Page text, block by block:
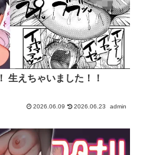
生えちゃいました！！
2026.06.09 2026.06.23 admin